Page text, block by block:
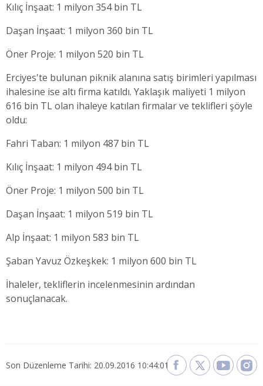
Kılıç İnşaat: 1 milyon 354 bin TL
Daşan İnşaat: 1 milyon 360 bin TL
Öner Proje: 1 milyon 520 bin TL
Erciyes'te bulunan piknik alanına satış birimleri yapılması
ihalesine ise altı firma katıldı. Yaklaşık maliyeti 1 milyon
616 bin TL olan ihaleye katılan firmalar ve teklifleri şöyle
oldu:
Fahri Taban: 1 milyon 487 bin TL
Kılıç İnşaat: 1 milyon 494 bin TL
Öner Proje: 1 milyon 500 bin TL
Daşan İnşaat: 1 milyon 519 bin TL
Alp İnşaat: 1 milyon 583 bin TL
Şaban Yavuz Özkeşkek: 1 milyon 600 bin TL
İhaleler, tekliflerin incelenmesinin ardından
sonuçlanacak.
Son Düzenleme Tarihi: 20.09.2016 10:44:01